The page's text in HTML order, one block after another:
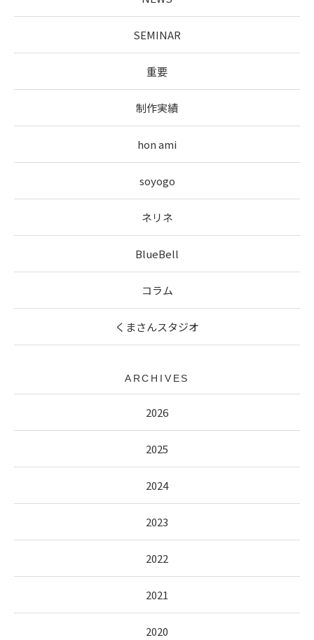
SEMINAR
重要
制作実績
hon ami
soyogo
ネリネ
BlueBell
コラム
くまさんスタジオ
ARCHIVES
2026
2025
2024
2023
2022
2021
2020